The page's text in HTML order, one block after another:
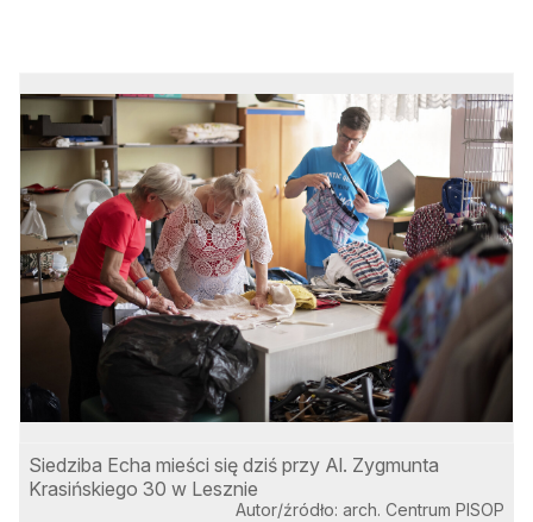
Siedziba Echa mieści się dziś przy Al. Zygmunta
Krasińskiego 30 w Lesznie
Autor/źródło: arch. Centrum PISOP